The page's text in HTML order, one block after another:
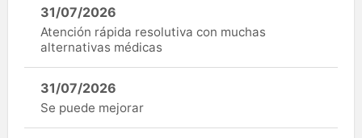
31/07/2026
Atención rápida resolutiva con muchas
alternativas médicas
31/07/2026
Se puede mejorar